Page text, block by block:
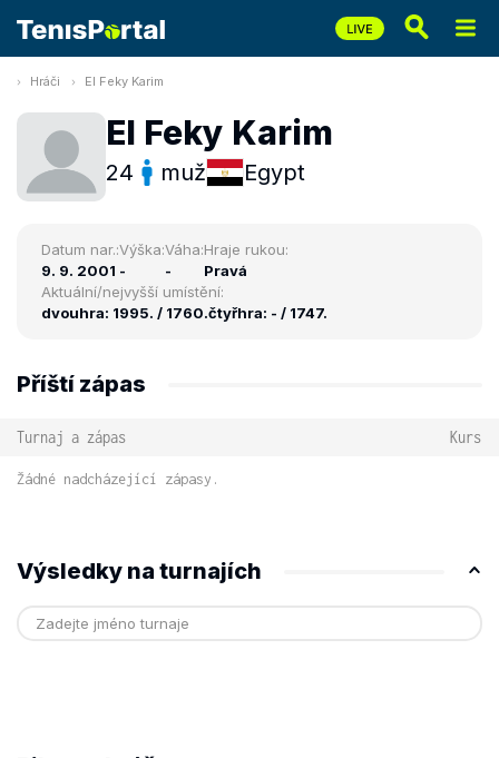
Hráči El Feky Karim
El Feky Karim
24 muž Egypt
Datum nar.:
9. 9. 2001
Výška:
-
Váha:
-
Hraje rukou:
Pravá
Aktuální/nejvyšší umístění:
dvouhra: 1995. / 1760.čtyřhra: - / 1747.
Příští zápas
Turnaj a zápas Kurs
Žádné nadcházející zápasy.
Výsledky na turnajích